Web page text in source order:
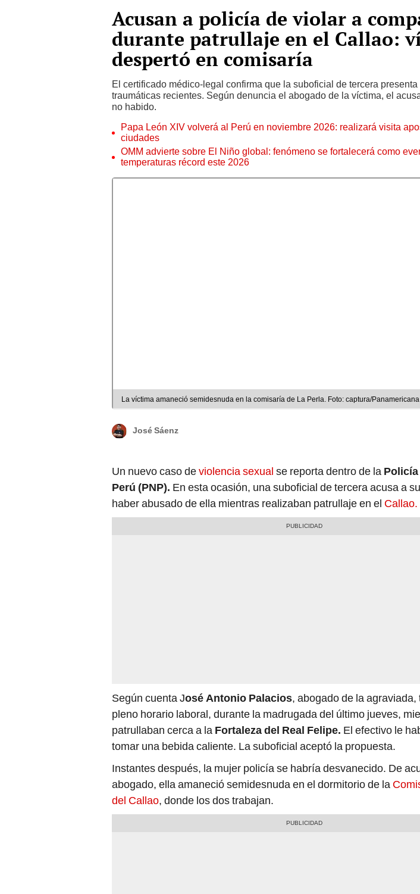
Acusan a policía de violar a
durante patrullaje en el Callao:
despertó en comisaría
El certificado médico-legal confirma que la suboficial de tercera
traumáticas recientes. Según denuncia el abogado de la víctima, el
no habido.
Papa León XIV volverá al Perú en noviembre 2026: realizará visita
ciudades
OMM advierte sobre El Niño global: fenómeno se fortalecerá como
temperaturas récord este 2026
La víctima amaneció semidesnuda en la comisaría de La Perla. Foto: captura/
José Sáenz
Un nuevo caso deviolencia sexual se reporta dentro de la
Perú (PNP). En esta ocasión, una suboficial de tercera acusa a
haber abusado de ella mientras realizaban patrullaje en el Callao.
Según cuenta José Antonio Palacios, abogado de la agraviada,
pleno horario laboral, durante la madrugada del último jueves,
patrullaban cerca a la Fortaleza del Real Felipe. El efectivo le
tomar una bebida caliente. La suboficial aceptó la propuesta.
Instantes después, la mujer policía se habría desvanecido. De
abogado, ella amaneció semidesnuda en el dormitorio de la
del Callao, donde los dos trabajan.